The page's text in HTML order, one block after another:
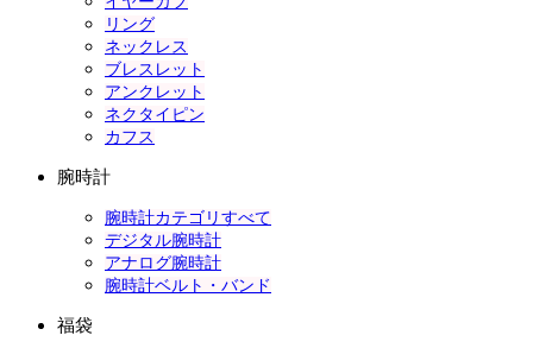
リング
ネックレス
ブレスレット
アンクレット
ネクタイピン
カフス
腕時計
腕時計カテゴリすべて
デジタル腕時計
アナログ腕時計
腕時計ベルト・バンド
福袋